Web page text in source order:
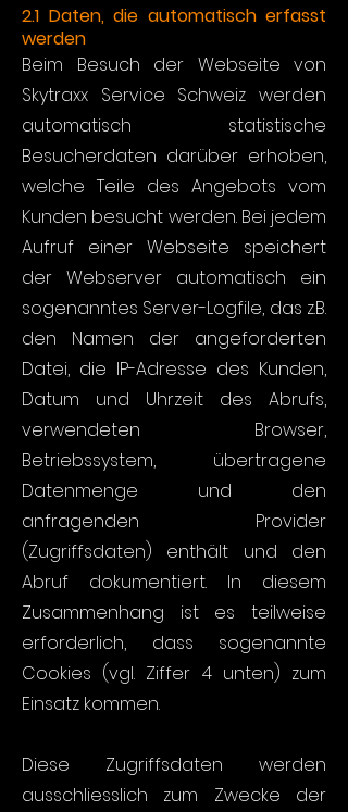
2.1 Daten, die automatisch erfasst
werden
Beim Besuch der Webseite von
Skytraxx Service Schweiz werden
automatisch statistische
Besucherdaten darüber erhoben,
welche Teile des Angebots vom
Kunden besucht werden. Bei jedem
Aufruf einer Webseite speichert
der Webserver automatisch ein
sogenanntes Server-Logfile, das z.B.
den Namen der angeforderten
Datei, die IP-Adresse des Kunden,
Datum und Uhrzeit des Abrufs,
verwendeten Browser,
Betriebssystem, übertragene
Datenmenge und den
anfragenden Provider
(Zugriffsdaten) enthält und den
Abruf dokumentiert. In diesem
Zusammenhang ist es teilweise
erforderlich, dass sogenannte
Cookies (vgl. Ziffer 4 unten) zum
Einsatz kommen.
Diese Zugriffsdaten werden
ausschliesslich zum Zwecke der